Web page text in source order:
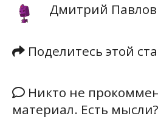
Дмитрий Павлов
Поделитесь этой
Никто не
материал. Есть мысли?